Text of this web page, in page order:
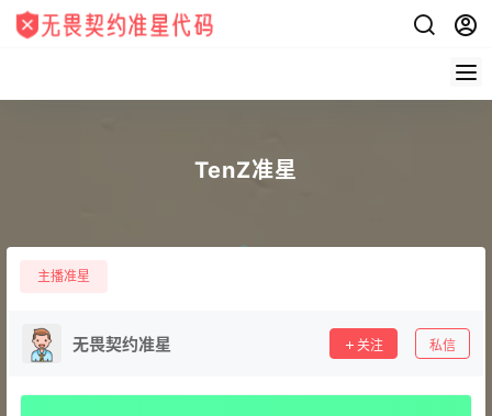
TenZ准星
主播准星
无畏契约准星 关注 私信